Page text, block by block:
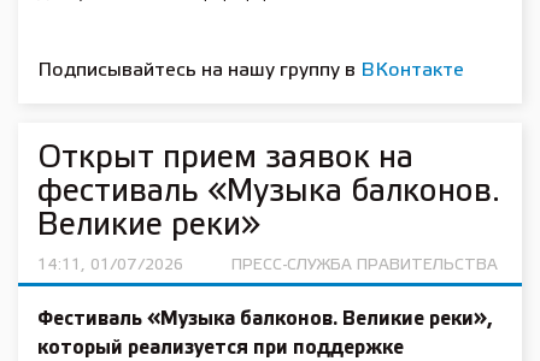
Подписывайтесь на нашу группу в ВКонтакте
Открыт прием заявок на
фестиваль «Музыка балконов.
Великие реки»
14:11, 01/07/2026 ПРЕСС-СЛУЖБА ПРАВИТЕЛЬСТВА
Фестиваль «Музыка балконов. Великие реки»,
который реализуется при поддержке